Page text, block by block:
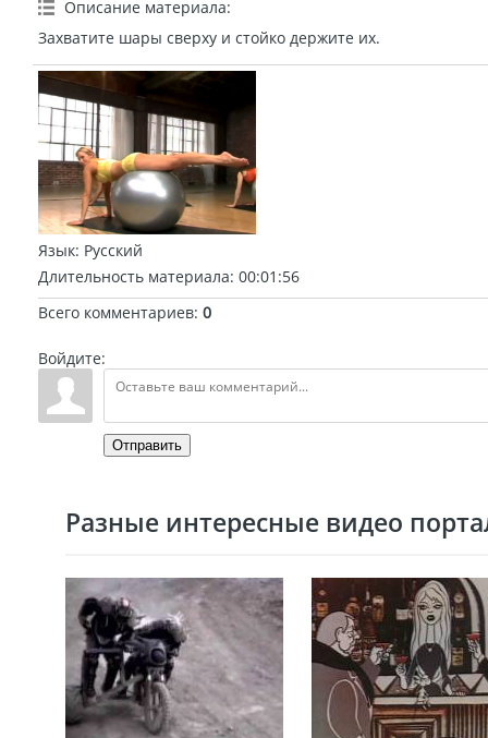
Описание материала:
Захватите шары сверху и стойко держите их.
Язык: Русский
Длительность материала: 00:01:56
Всего комментариев: 0
Войдите:
Отправить
Разные интересные видео